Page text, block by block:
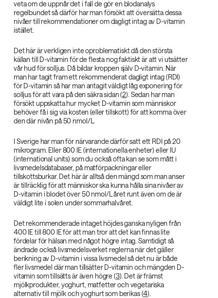
veta om de uppnår det i fall de gör en blodanalys
regelbundet så därför har man försökt att översätta dessa
nivåer till rekommendationer om dagligt intag av D-vitamin
istället.
Det här är verkligen inte oproblematiskt då den största
källan till D-vitamin för de flesta nog faktiskt är att vi utsätter
vår hud för solljus. Då bildar kroppen själv D-vitamin. När
man har tagit fram ett rekommenderat dagligt intag (RDI)
för D-vitamin så har man antagit väldigt låg exponering för
solljus för att vara på den säkra sidan (2). Sedan har man
försökt uppskatta hur mycket D-vitamin som människor
behöver få i sig via kosten (eller tillskott) för att komma över
den där nivån på 50 nmol/L.
I Sverige har man för närvarande därför satt ett RDI på 20
mikrogram. Eller 800 IE (internationella enheter) eller IU
(international units) som du också ofta kan se som mått i
livsmedelsdatabaser, på matförpackningar eller
tillskottsburkar. Det här är alltså den mängd som man anser
är tillräcklig för att människor ska kunna hålla sina nivåer av
D-vitamin i blodet över 50 nmol/L året runt även om de är
väldigt lite i solen under sommarhalvåret.
Det rekommenderade intaget höjdes ganska nyligen från
400 IE till 800 IE för att man tror att det kan finnas lite
fördelar för hälsan med något högre intag. Samtidigt så
ändrade också livsmedelsverket reglerna när det gäller
berikning av D-vitamin i vissa livsmedel så det nu är både
fler livsmedel där man tillsätter D-vitamin och mängden D-
vitamin som tillsätts är även högre (3). Det är främst
mjölkprodukter, yoghurt, matfetter och vegetariska
alternativ till mjölk och yoghurt som berikas (4).